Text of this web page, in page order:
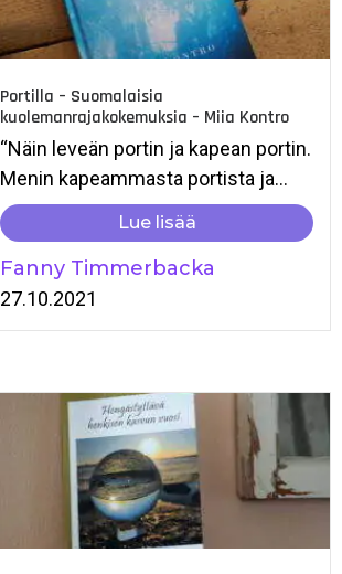
Portilla – Suomalaisia
kuolemanrajakokemuksia – Miia Kontro
“Näin leveän portin ja kapean portin.
Menin kapeammasta portista ja...
Lue lisää
Fanny Timmerbacka
27.10.2021